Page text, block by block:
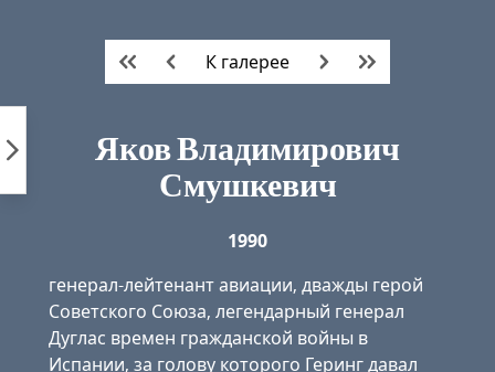
К галерее
Яков Владимирович
Смушкевич
1990
генерал-лейтенант авиации, дважды герой
Советского Союза, легендарный генерал
Дуглас времен гражданской войны в
Испании, за голову которого Геринг давал